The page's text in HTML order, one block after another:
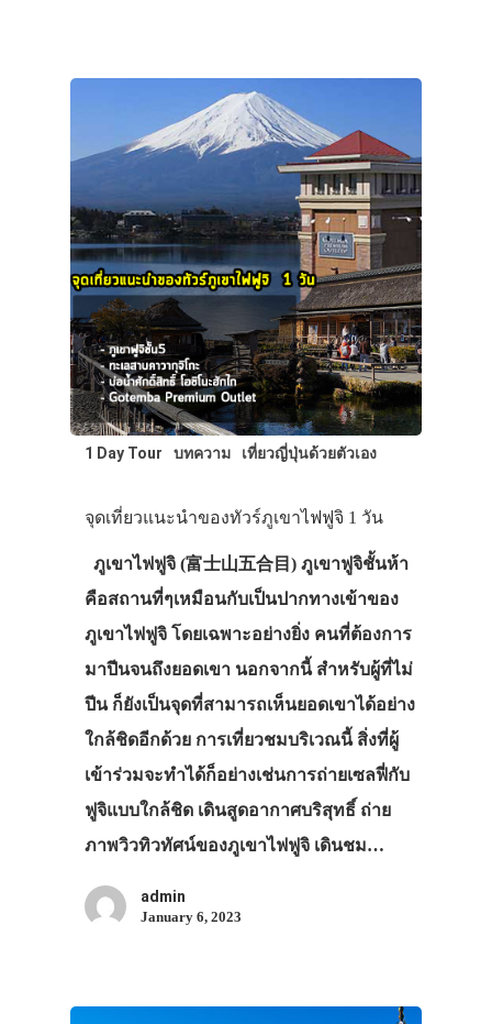
1 Day Tour บทความ เที่ยวญี่ปุ่นด้วยตัวเอง
จุดเที่ยวแนะนำของทัวร์ภูเขาไฟฟูจิ 1 วัน
ภูเขาไฟฟูจิ (富士山五合目) ภูเขาฟูจิชั้นห้า
คือสถานที่ๆเหมือนกับเป็นปากทางเข้าของ
ภูเขาไฟฟูจิ โดยเฉพาะอย่างยิ่ง คนที่ต้องการ
มาปีนจนถึงยอดเขา นอกจากนี้ สำหรับผู้ที่ไม่
ปีน ก็ยังเป็นจุดที่สามารถเห็นยอดเขาได้อย่าง
ใกล้ชิดอีกด้วย การเที่ยวชมบริเวณนี้ สิ่งที่ผู้
เข้าร่วมจะทำได้ก็อย่างเช่นการถ่ายเซลฟี่กับ
ฟูจิแบบใกล้ชิด เดินสูดอากาศบริสุทธิ์ ถ่าย
ภาพวิวทิวทัศน์ของภูเขาไฟฟูจิ เดินชม…
admin
January 6, 2023